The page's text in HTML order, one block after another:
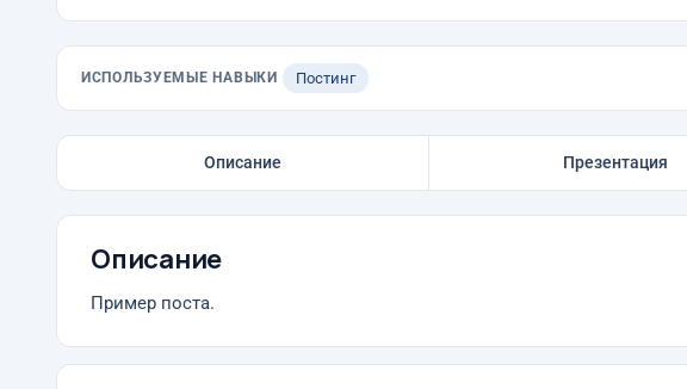
ИСПОЛЬЗУЕМЫЕ НАВЫКИ Постинг
Описание Презентация
Описание
Пример поста.